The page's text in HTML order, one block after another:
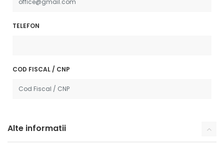
TELEFON
COD FISCAL / CNP
Alte informatii